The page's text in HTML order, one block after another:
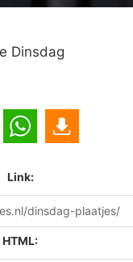
Dinsdag
Link:
HTML: